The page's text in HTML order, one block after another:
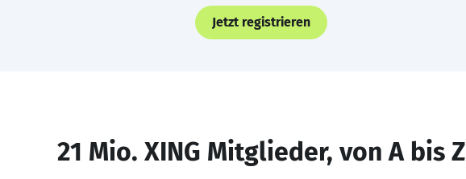
Jetzt registrieren
21 Mio. XING Mitglieder, von A bis Z